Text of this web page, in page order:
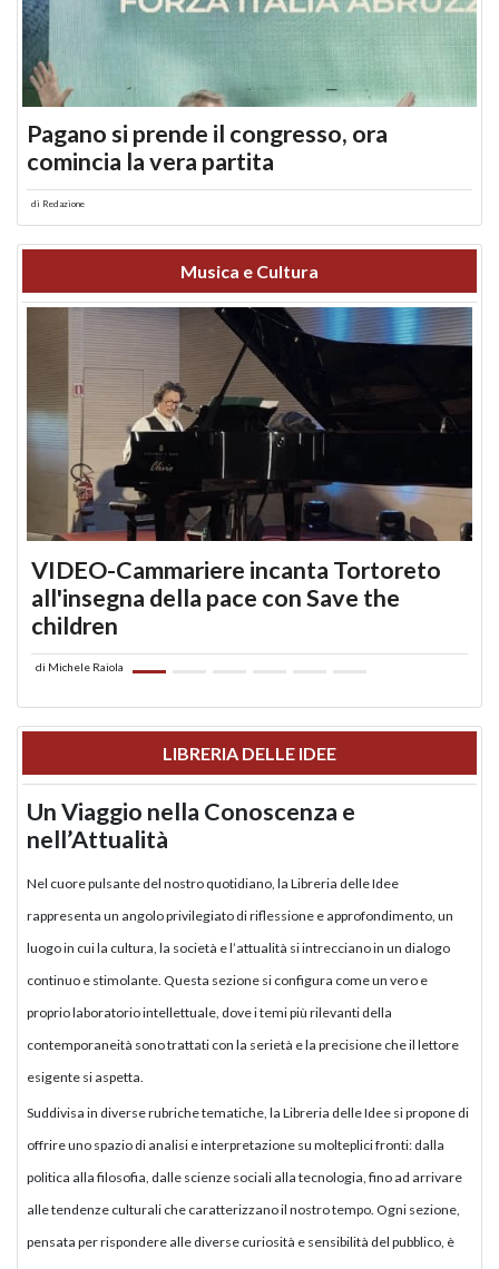
Pagano si prende il congresso, ora
comincia la vera partita
di Redazione
Musica e Cultura
VIDEO-Cammariere incanta Tortoreto
all'insegna della pace con Save the
children
di Michele Raiola
LIBRERIA DELLE IDEE
Un Viaggio nella Conoscenza e
nell’Attualità
Nel cuore pulsante del nostro quotidiano, la Libreria delle Idee
rappresenta un angolo privilegiato di riflessione e approfondimento, un
luogo in cui la cultura, la società e l’attualità si intrecciano in un dialogo
continuo e stimolante. Questa sezione si configura come un vero e
proprio laboratorio intellettuale, dove i temi più rilevanti della
contemporaneità sono trattati con la serietà e la precisione che il lettore
esigente si aspetta.
Suddivisa in diverse rubriche tematiche, la Libreria delle Idee si propone di
offrire uno spazio di analisi e interpretazione su molteplici fronti: dalla
politica alla filosofia, dalle scienze sociali alla tecnologia, fino ad arrivare
alle tendenze culturali che caratterizzano il nostro tempo. Ogni sezione,
pensata per rispondere alle diverse curiosità e sensibilità del pubblico, è